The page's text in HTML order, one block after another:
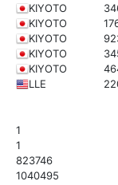
KIYOTO
KIYOTO
KIYOTO
KIYOTO
KIYOTO
LLE
1
1
823746
1040495